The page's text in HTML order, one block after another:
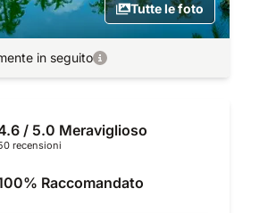
Tutte le foto
in seguito
/ 5.0 Meraviglioso
recensioni
% Raccomandato